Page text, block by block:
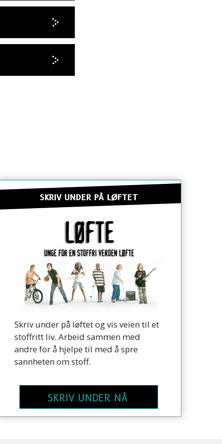
SKRIV UNDER PÅ LØFTET
Skriv under på løftet og vis veien til et
stoffritt liv. Arbeid sammen med
andre for å hjelpe til med å spre
sannheten om stoff.
SKRIV UNDER NÅ